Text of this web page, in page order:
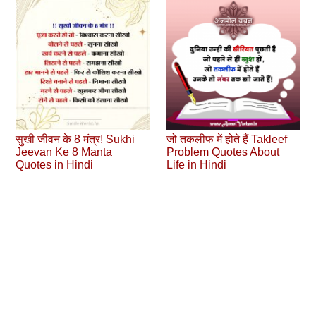
सुखी जीवन के 8 मंत्र! Sukhi
Jeevan Ke 8 Manta
Quotes in Hindi
जो तकलीफ में होते हैं Takleef
Problem Quotes About
Life in Hindi